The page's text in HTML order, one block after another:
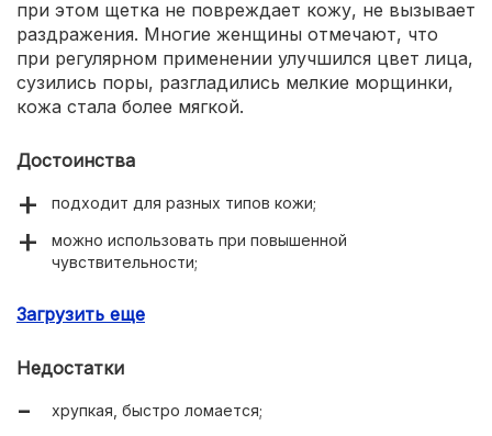
при этом щетка не повреждает кожу, не вызывает
раздражения. Многие женщины отмечают, что
при регулярном применении улучшился цвет лица,
сузились поры, разгладились мелкие морщинки,
кожа стала более мягкой.
Достоинства
подходит для разных типов кожи;
можно использовать при повышенной
чувствительности;
несколько скоростей и видов вращения;
подсветка на кнопке выключения;
Загрузить еще
Недостатки
хрупкая, быстро ломается;